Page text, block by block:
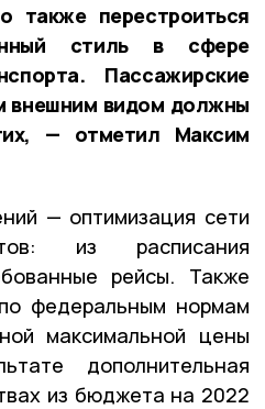
также перестроиться
стиль в сфере
Пассажирские
внешним видом должны
— отметил Максим
— оптимизация сети
из расписания
рейсы. Также
федеральным нормам
максимальной цены
дополнительная
из бюджета на 2022